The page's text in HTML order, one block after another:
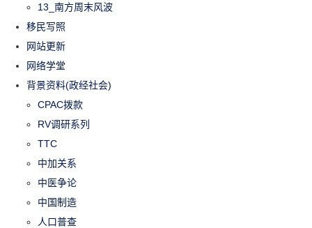
13_南方周末风波
移民写照
网站更新
网络学堂
背景资料(政经社会)
CPAC拨款
RV调研系列
TTC
中加关系
中医争论
中国制造
人口普查